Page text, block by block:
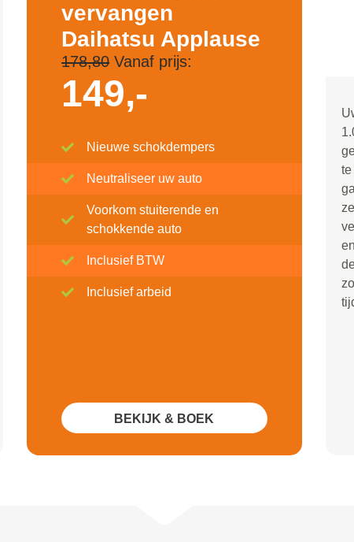
vervangen
Daihatsu Applause
178,80Vanaf prijs:
149,-
Nieuwe schokdempers
Neutraliseer uw auto
Voorkom stuiterende en
schokkende auto
Inclusief BTW
Inclusief arbeid
BEKIJK & BOEK
te